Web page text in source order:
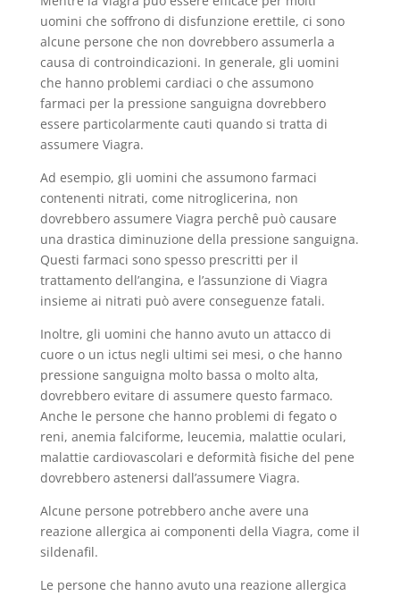
uomini che soffrono di disfunzione erettile, ci sono
alcune persone che non dovrebbero assumerla a
causa di controindicazioni. In generale, gli uomini
che hanno problemi cardiaci o che assumono
farmaci per la pressione sanguigna dovrebbero
essere particolarmente cauti quando si tratta di
assumere Viagra.
Ad esempio, gli uomini che assumono farmaci
contenenti nitrati, come nitroglicerina, non
dovrebbero assumere Viagra perchê può causare
una drastica diminuzione della pressione sanguigna.
Questi farmaci sono spesso prescritti per il
trattamento dell’angina, e l’assunzione di Viagra
insieme ai nitrati può avere conseguenze fatali.
Inoltre, gli uomini che hanno avuto un attacco di
cuore o un ictus negli ultimi sei mesi, o che hanno
pressione sanguigna molto bassa o molto alta,
dovrebbero evitare di assumere questo farmaco.
Anche le persone che hanno problemi di fegato o
reni, anemia falciforme, leucemia, malattie oculari,
malattie cardiovascolari e deformità fisiche del pene
dovrebbero astenersi dall’assumere Viagra.
Alcune persone potrebbero anche avere una
reazione allergica ai componenti della Viagra, come il
sildenafil.
Le persone che hanno avuto una reazione allergica